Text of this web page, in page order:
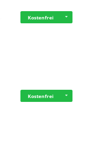
Kostenfrei
Kostenfrei